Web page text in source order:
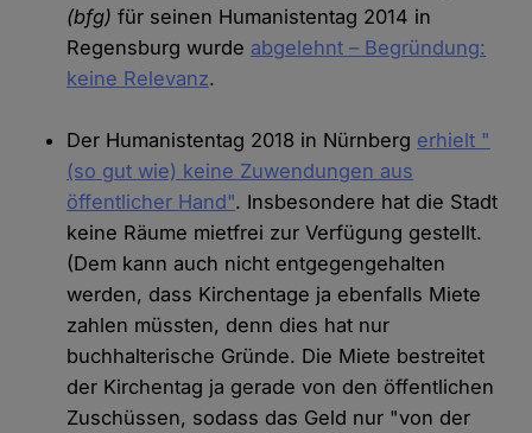
(bfg) für seinen Humanistentag 2014 in
Regensburg wurde abgelehnt – Begründung:
keine Relevanz.
Der Humanistentag 2018 in Nürnberg erhielt "
(so gut wie) keine Zuwendungen aus
öffentlicher Hand". Insbesondere hat die Stadt
keine Räume mietfrei zur Verfügung gestellt.
(Dem kann auch nicht entgegengehalten
werden, dass Kirchentage ja ebenfalls Miete
zahlen müssten, denn dies hat nur
buchhalterische Gründe. Die Miete bestreitet
der Kirchentag ja gerade von den öffentlichen
Zuschüssen, sodass das Geld nur "von der